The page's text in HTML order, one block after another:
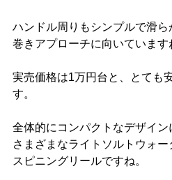
ハンドル周りもシンプルで滑
巻きアプローチに向いています
実売価格は1万円台と、とても
す。
全体的にコンパクトなデザイン
さまざまなライトソルトウォ
スピニングリールですね。